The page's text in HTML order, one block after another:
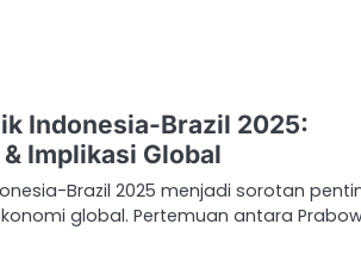
Indonesia-Brazil 2025:
Implikasi Global
Brazil 2025 menjadi sorotan
global. Pertemuan antara